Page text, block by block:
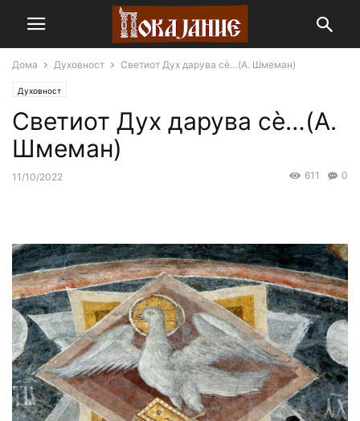
Дома Духовност Светиот Дух дарува сѐ…(A. Шмеман)
Духовност
Светиот Дух дарува сѐ…(A.
Шмеман)
11/10/2022 0
611